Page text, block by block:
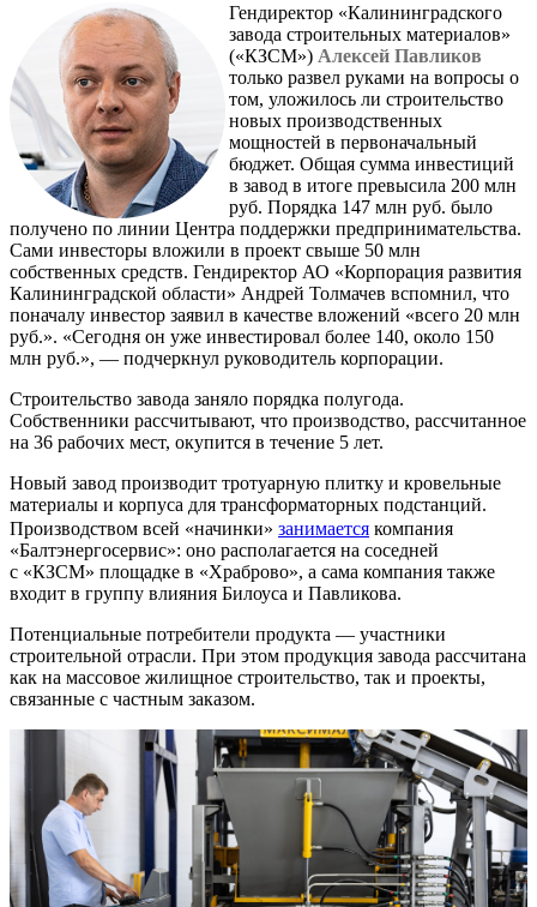
Гендиректор «Калининградского
завода строительных материалов»
(«КЗСМ») Алексей Павликов
только развел руками на вопросы о
том, уложилось ли строительство
новых производственных
мощностей в первоначальный
бюджет. Общая сумма инвестиций
в завод в итоге превысила 200 млн
руб. Порядка 147 млн руб. было
получено по линии Центра поддержки предпринимательства.
Сами инвесторы вложили в проект свыше 50 млн
собственных средств. Гендиректор АО «Корпорация развития
Калининградской области» Андрей Толмачев вспомнил, что
поначалу инвестор заявил в качестве вложений «всего 20 млн
руб.». «Сегодня он уже инвестировал более 140, около 150
млн руб.», — подчеркнул руководитель корпорации.
Строительство завода заняло порядка полугода.
Собственники рассчитывают, что производство, рассчитанное
на 36 рабочих мест, окупится в течение 5 лет.
Новый завод производит тротуарную плитку и кровельные
материалы и корпуса для трансформаторных подстанций.
Производством всей «начинки» занимается компания
«Балтэнергосервис»: оно располагается на соседней
с «КЗСМ» площадке в «Храброво», а сама компания также
входит в группу влияния Билоуса и Павликова.
Потенциальные потребители продукта — участники
строительной отрасли. При этом продукция завода рассчитана
как на массовое жилищное строительство, так и проекты,
связанные с частным заказом.